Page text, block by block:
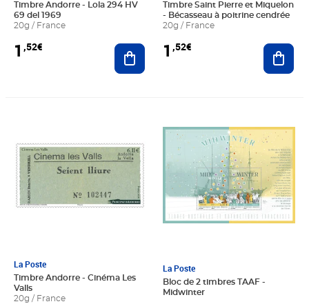
Timbre Andorre - Lola 294 HV
69 del 1969
20g / France
1 ,52€ Ajouter au panier
Timbre Saint Pierre et Miquelon
- Bécasseau à poitrine cendrée
20g / France
1 ,52€
La Poste
Timbre Andorre - Cinéma Les
Valls
20g / France
La Poste
Bloc de 2 timbres TAAF -
Midwinter